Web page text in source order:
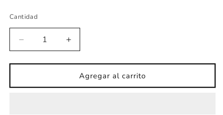
Cantidad
Reducir
cantidad
para
personalizado
Aumentar
cantidad
para
Titulo
personalizado
Agregar al carrito